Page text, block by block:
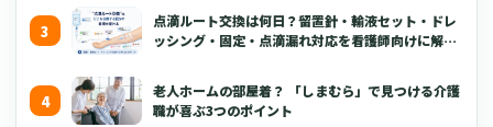
点滴ルート交換は何日？留置針・輸液セット・ドレ
ッシング・固定・点滴漏れ対応を看護師向けに解説
老人ホームの部屋着？ 「しまむら」で見つける介護
職が喜ぶ3つのポイント